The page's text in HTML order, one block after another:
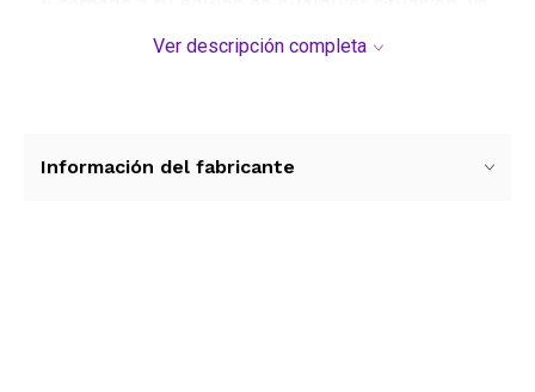
viaje de negocios.
incluyendo HP Pavilion, Dell Inspiron, Lenovo
Ver descripción completa
Información del fabricante